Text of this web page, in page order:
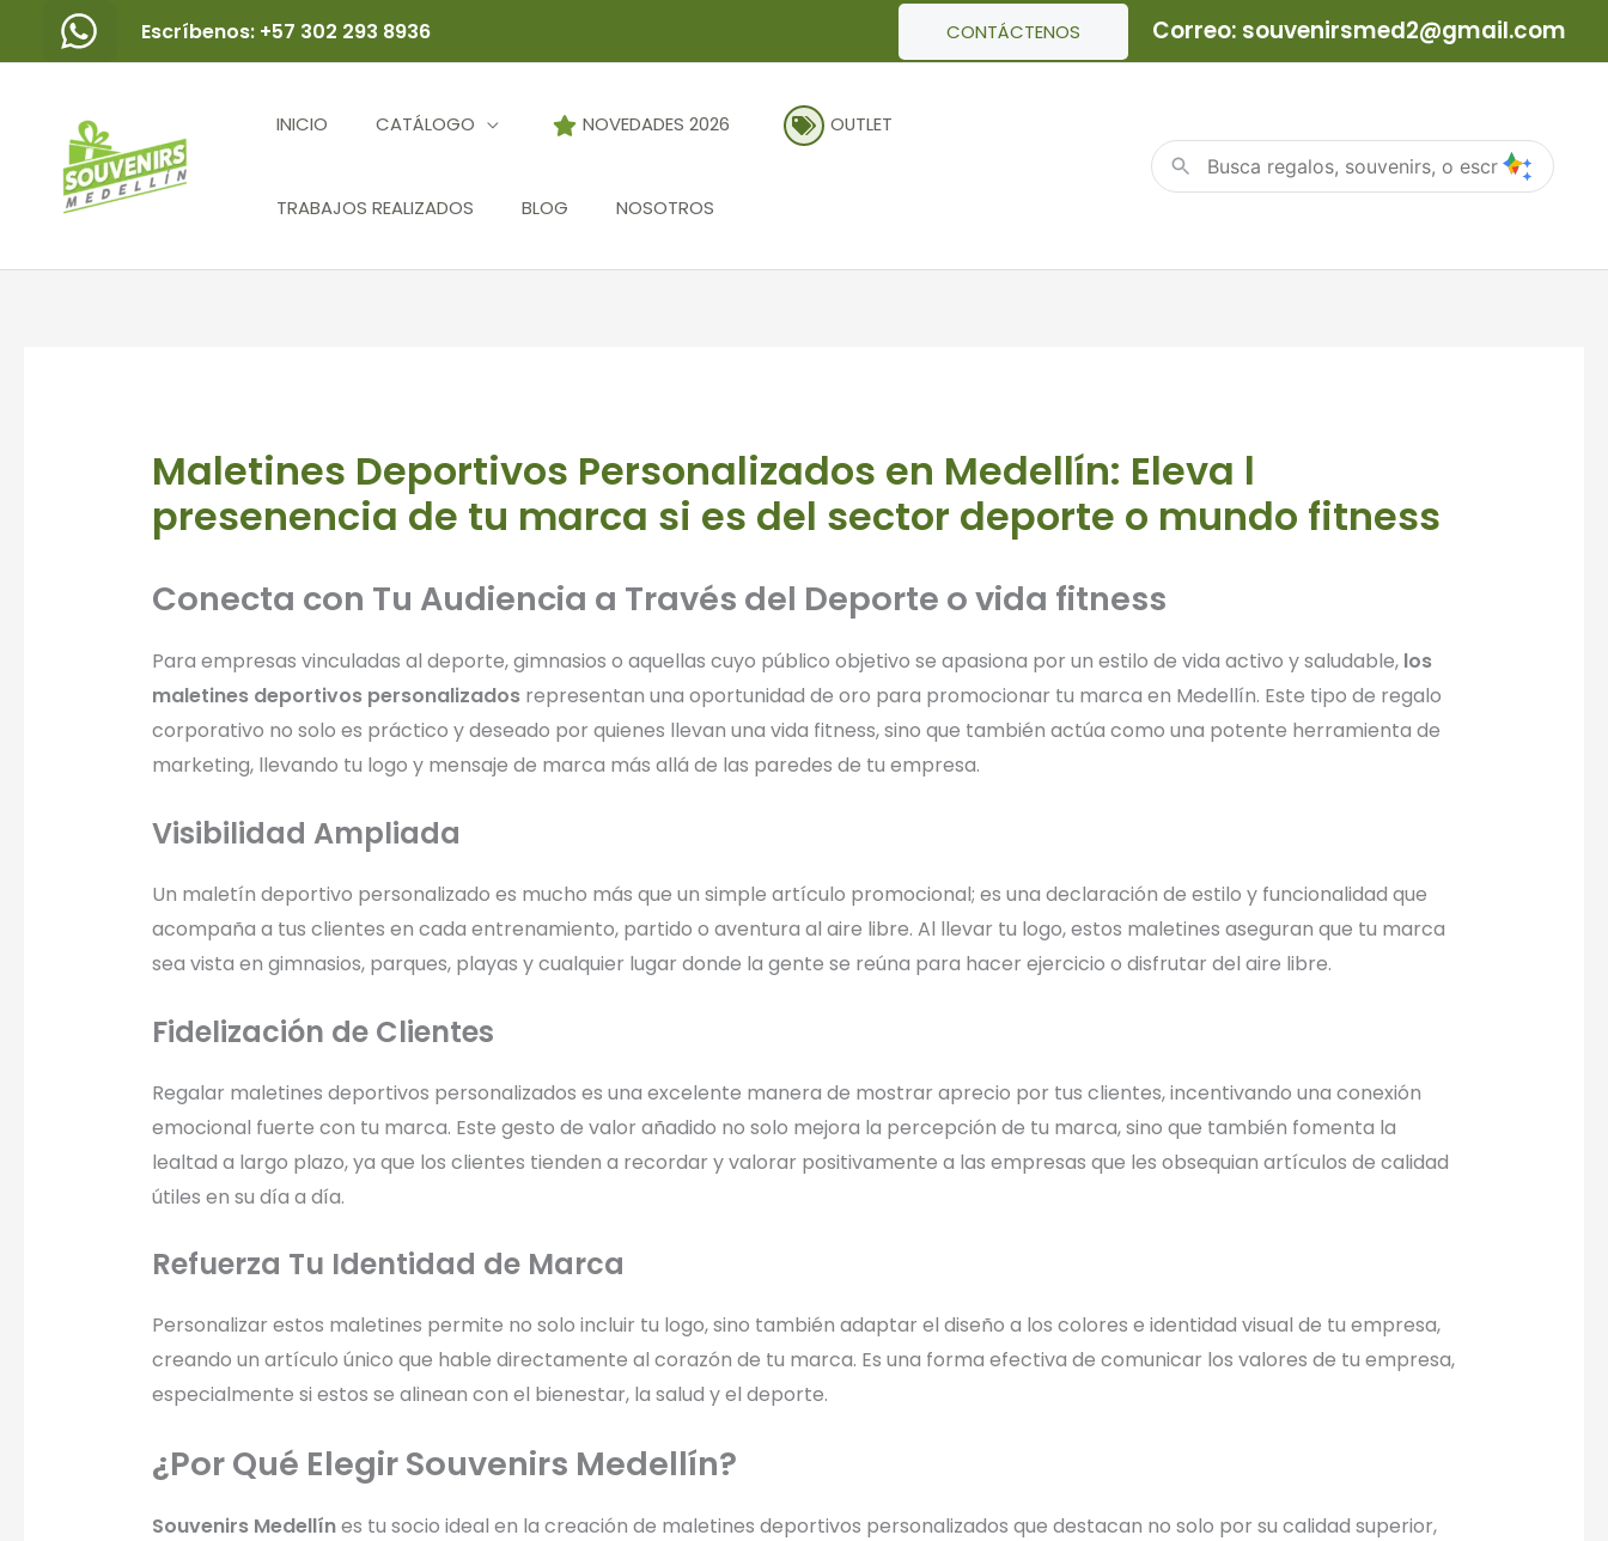
Escríbenos: +57 302 293 8936 CONTÁCTENOS Correo: souvenirsmed2@gmail.com
INICIO CATÁLOGO NOVEDADES 2026 OUTLET
TRABAJOS REALIZADOS BLOG NOSOTROS
Maletines Deportivos Personalizados en Medellín: Eleva l
presenencia de tu marca si es del sector deporte o mundo fitness
Conecta con Tu Audiencia a Través del Deporte o vida fitness
Para empresas vinculadas al deporte, gimnasios o aquellas cuyo público objetivo se apasiona por un estilo de vida activo y saludable, los
maletines deportivos personalizadosrepresentan una oportunidad de oro para promocionar tu marca en Medellín. Este tipo de regalo
corporativo no solo es práctico y deseado por quienes llevan una vida fitness, sino que también actúa como una potente herramienta de
marketing, llevando tu logo y mensaje de marca más allá de las paredes de tu empresa.
Visibilidad Ampliada
Un maletín deportivo personalizado es mucho más que un simple artículo promocional; es una declaración de estilo y funcionalidad que
acompaña a tus clientes en cada entrenamiento, partido o aventura al aire libre. Al llevar tu logo, estos maletines aseguran que tu marca
sea vista en gimnasios, parques, playas y cualquier lugar donde la gente se reúna para hacer ejercicio o disfrutar del aire libre.
Fidelización de Clientes
Regalar maletines deportivos personalizados es una excelente manera de mostrar aprecio por tus clientes, incentivando una conexión
emocional fuerte con tu marca. Este gesto de valor añadido no solo mejora la percepción de tu marca, sino que también fomenta la
lealtad a largo plazo, ya que los clientes tienden a recordar y valorar positivamente a las empresas que les obsequian artículos de calidad
útiles en su día a día.
Refuerza Tu Identidad de Marca
Personalizar estos maletines permite no solo incluir tu logo, sino también adaptar el diseño a los colores e identidad visual de tu empresa,
creando un artículo único que hable directamente al corazón de tu marca. Es una forma efectiva de comunicar los valores de tu empresa,
especialmente si estos se alinean con el bienestar, la salud y el deporte.
¿Por Qué Elegir Souvenirs Medellín?
Souvenirs Medellínes tu socio ideal en la creación de maletines deportivos personalizados que destacan no solo por su calidad superior,